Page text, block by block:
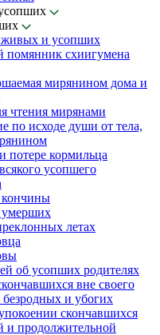
и усопших
помянник схиигумена
мирянином дома и
чтения мирянами
по исходе души от тела,
потере кормильца
усопшего
летах
об усопших родителях
вне своего
безродных и убогих
скончавшихся
и продолжительной